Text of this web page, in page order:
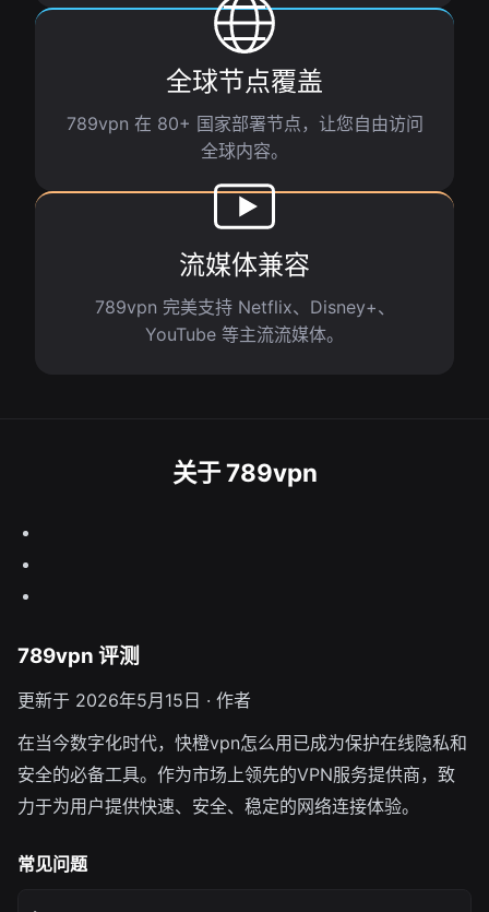
全球节点覆盖
789vpn 在 80+ 国家部署节点，让您自由访问
全球内容。
流媒体兼容
789vpn 完美支持 Netflix、Disney+、
YouTube 等主流流媒体。
关于 789vpn
789vpn 评测
更新于 2026年5月15日 · 作者
在当今数字化时代，快橙vpn怎么用已成为保护在线隐私和
安全的必备工具。作为市场上领先的VPN服务提供商，致
力于为用户提供快速、安全、稳定的网络连接体验。
常见问题